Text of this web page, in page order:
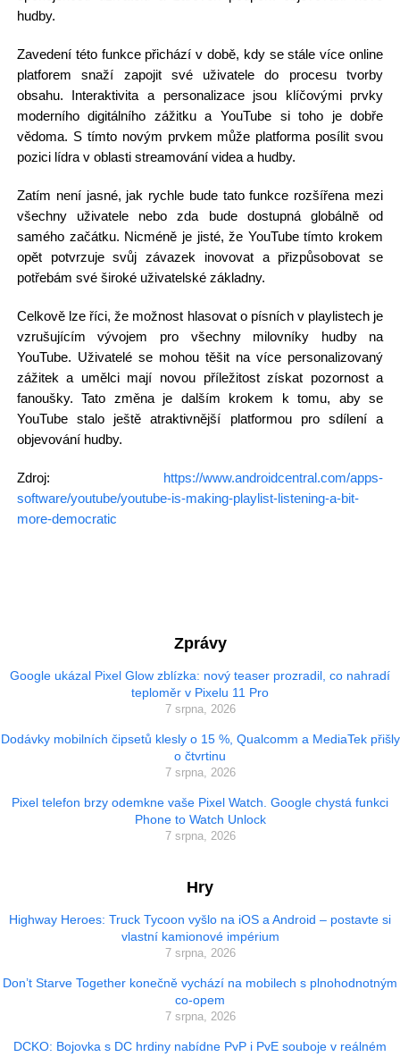
hudby.
Zavedení této funkce přichází v době, kdy se stále více online
platforem snaží zapojit své uživatele do procesu tvorby
obsahu. Interaktivita a personalizace jsou klíčovými prvky
moderního digitálního zážitku a YouTube si toho je dobře
vědoma. S tímto novým prvkem může platforma posílit svou
pozici lídra v oblasti streamování videa a hudby.
Zatím není jasné, jak rychle bude tato funkce rozšířena mezi
všechny uživatele nebo zda bude dostupná globálně od
samého začátku. Nicméně je jisté, že YouTube tímto krokem
opět potvrzuje svůj závazek inovovat a přizpůsobovat se
potřebám své široké uživatelské základny.
Celkově lze říci, že možnost hlasovat o písních v playlistech je
vzrušujícím vývojem pro všechny milovníky hudby na
YouTube. Uživatelé se mohou těšit na více personalizovaný
zážitek a umělci mají novou příležitost získat pozornost a
fanoušky. Tato změna je dalším krokem k tomu, aby se
YouTube stalo ještě atraktivnější platformou pro sdílení a
objevování hudby.
Zdroj: https://www.androidcentral.com/apps-
software/youtube/youtube-is-making-playlist-listening-a-bit-
more-democratic
Zprávy
Google ukázal Pixel Glow zblízka: nový teaser prozradil, co nahradí
teploměr v Pixelu 11 Pro
7 srpna, 2026
Dodávky mobilních čipsetů klesly o 15 %, Qualcomm a MediaTek přišly
o čtvrtinu
7 srpna, 2026
Pixel telefon brzy odemkne vaše Pixel Watch. Google chystá funkci
Phone to Watch Unlock
7 srpna, 2026
Hry
Highway Heroes: Truck Tycoon vyšlo na iOS a Android – postavte si
vlastní kamionové impérium
7 srpna, 2026
Don’t Starve Together konečně vychází na mobilech s plnohodnotným
co-opem
7 srpna, 2026
DCKO: Bojovka s DC hrdiny nabídne PvP i PvE souboje v reálném